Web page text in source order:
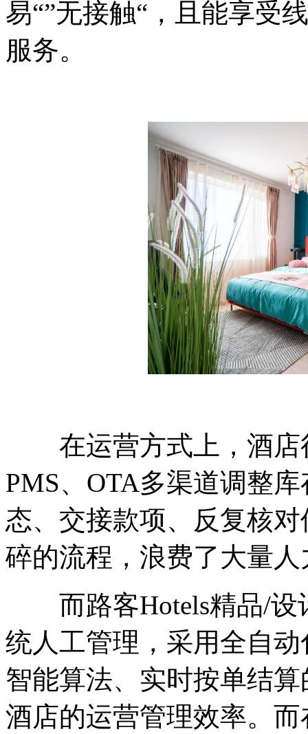
易“”无接触“，且能享受
服务。
在运营方式上，酒店
PMS、OTA多渠道调整
态、交接款项、反复核
碎的流程，浪费了大量
而路客Hotels精品/设
统人工管理，采用全自
智能算法、实时按单结
酒店的运营管理效率。